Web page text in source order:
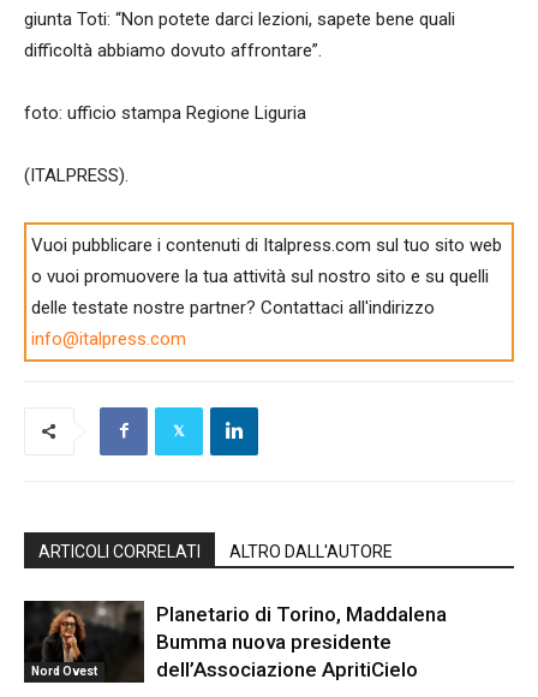
giunta Toti: “Non potete darci lezioni, sapete bene quali
difficoltà abbiamo dovuto affrontare”.
foto: ufficio stampa Regione Liguria
(ITALPRESS).
Vuoi pubblicare i contenuti di Italpress.com sul tuo sito web
o vuoi promuovere la tua attività sul nostro sito e su quelli
delle testate nostre partner? Contattaci all'indirizzo
info@italpress.com
ARTICOLI CORRELATI ALTRO DALL'AUTORE
Nord Ovest
Planetario di Torino, Maddalena
Bumma nuova presidente
dell’Associazione ApritiCielo